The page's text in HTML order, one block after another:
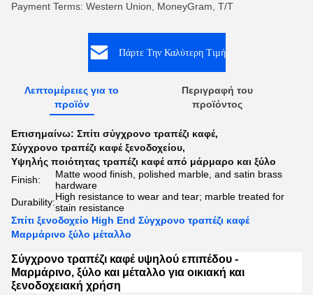
Payment Terms: Western Union, MoneyGram, T/T
Πάρτε Την Καλύτερη Τιμή
Λεπτομέρειες για το
προϊόν
Περιγραφή του
προϊόντος
Επισημαίνω: Σπίτι σύγχρονο τραπέζι καφέ,
Σύγχρονο τραπέζι καφέ ξενοδοχείου,
Υψηλής ποιότητας τραπέζι καφέ από μάρμαρο και ξύλο
Finish:
Matte wood finish, polished marble, and satin brass
hardware
Durability:High resistance to wear and tear; marble treated for
stain resistance
Σπίτι ξενοδοχείο High End Σύγχρονο τραπέζι καφέ
Μαρμάρινο ξύλο μέταλλο
Σύγχρονο τραπέζι καφέ υψηλού επιπέδου -
Μαρμάρινο, ξύλο και μέταλλο για οικιακή και
ξενοδοχειακή χρήση